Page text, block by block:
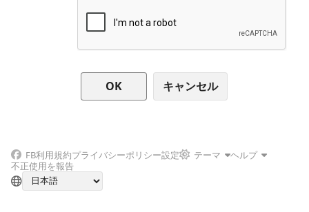
キャンセル
FB利用規約プライバシーポリシー設定 テーマ
ヘルプ
不正使用を報告